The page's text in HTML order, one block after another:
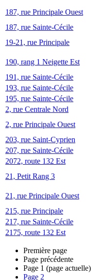
187, rue Principale Ouest
187, rue Sainte-Cécile
19-21, rue Principale
190, rang 1 Neigette Est
191, rue Sainte-Cécile
193, rue Sainte-Cécile
195, rue Sainte-Cécile
2, rue Centrale Nord
2, rue Principale Ouest
203, rue Saint-Cyprien
207, rue Sainte-Cécile
2072, route 132 Est
21, Petit Rang 3
21, rue Principale Ouest
215, rue Principale
217, rue Sainte-Cécile
2175, route 132 Est
Première page
Page précédente
Page 1 (page actuelle)
Page 2